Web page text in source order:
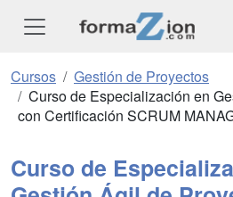
Cursos
Gestión de Proyectos
Curso de Especialización en
con Certificación SCRUM
Curso de